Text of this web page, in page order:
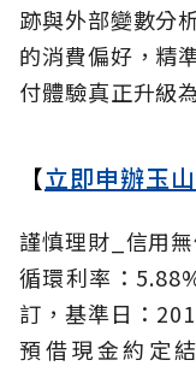
跡與外部變數分
的消費偏好，精
付體驗真正升級
【立即申辦玉
謹慎理財_信用
循環利率：
訂，基準日：
預借現金約定